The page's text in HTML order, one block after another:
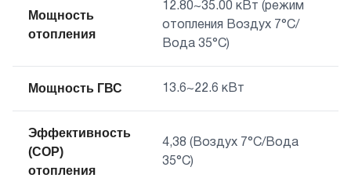
Мощность
отопления
12.80~35.00 кВт (режим
отопления Воздух 7°C/
Вода 35°C)
Мощность ГВС 13.6~22.6 кВт
Эффективность
(СOP)
отопления
4,38 (Воздух 7°C/Вода
35°C)